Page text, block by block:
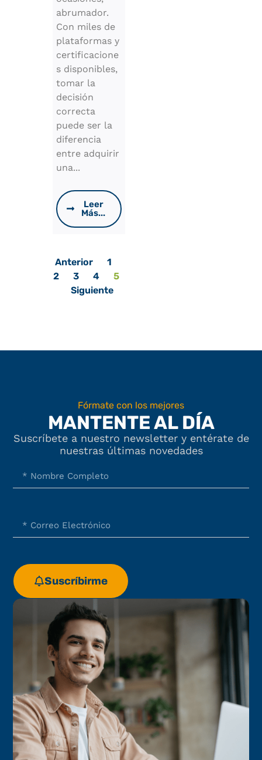
abrumador.
Con miles de
plataformas y
certificacione
s disponibles,
tomar la
decisión
correcta
puede ser la
diferencia
entre adquirir
una...
Leer
Más...
Anterior
1
2
3 4
5
Siguiente
Fórmate con los mejores
MANTENTE AL DÍA
Suscríbete a nuestro newsletter y entérate de
nuestras últimas novedades
Suscríbirme